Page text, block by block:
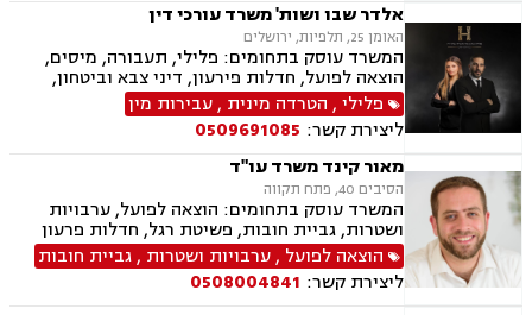
אלדר שבו ושות' משרד עורכי דין
האומן 25, תלפיות, ירושלים
המשרד עוסק בתחומים: פלילי, תעבורה, מיסים,
הוצאה לפועל, חדלות פירעון, דיני צבא וביטחון,
ליטיגציה אזרחית
פלילי, הטרדה מינית ,עבירות מין
ליצירת קשר: 0509691085
מאור קינד משרד עו"ד
הסיבים 40, פתח תקווה
המשרד עוסק בתחומים: הוצאה לפועל, ערבויות
ושטרות, גביית חובות, פשיטת רגל, חדלות פרעון
הוצאה לפועל ,ערבויות ושטרות ,גביית חובות
ליצירת קשר: 0508004841